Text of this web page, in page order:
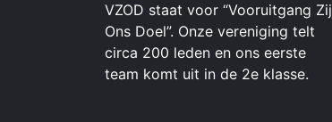
VZOD staat voor “Vooruitgang Zij
Ons Doel”. Onze vereniging telt
circa 200 leden en ons eerste
team komt uit in de 2e klasse.